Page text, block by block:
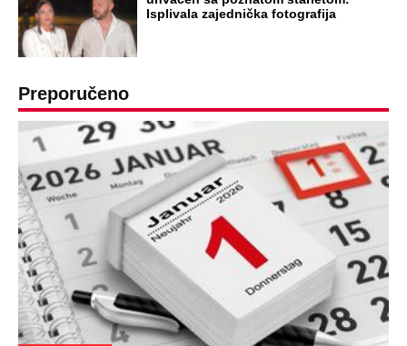
Isplivala zajednička fotografija
Preporučeno